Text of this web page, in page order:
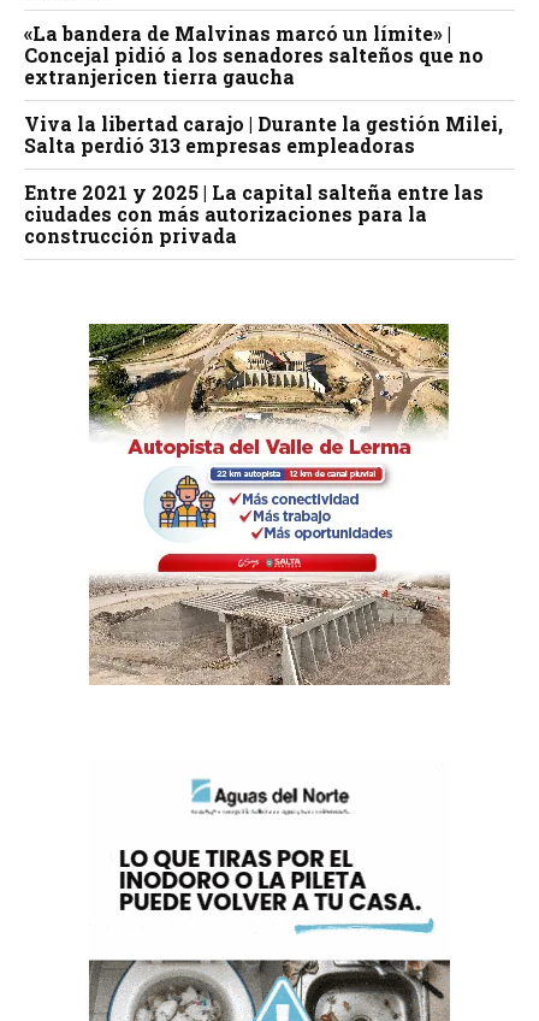
«La bandera de Malvinas marcó un límite» |
Concejal pidió a los senadores salteños que no
extranjericen tierra gaucha
Viva la libertad carajo | Durante la gestión Milei,
Salta perdió 313 empresas empleadoras
Entre 2021 y 2025 | La capital salteña entre las
ciudades con más autorizaciones para la
construcción privada